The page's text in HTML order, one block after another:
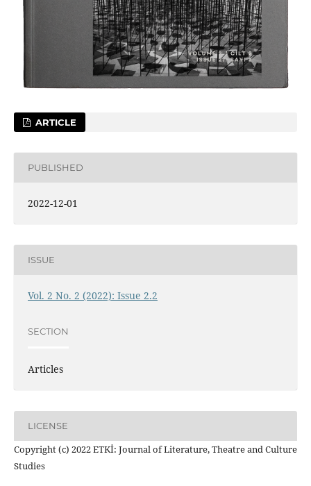
ARTICLE
PUBLISHED
2022-12-01
ISSUE
Vol. 2 No. 2 (2022): Issue 2.2
SECTION
Articles
LICENSE
Copyright (c) 2022 ETKİ: Journal of Literature, Theatre and Culture
Studies